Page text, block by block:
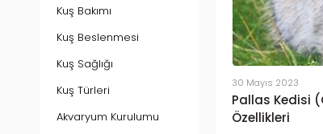
Kuş Bakımı
Kuş Beslenmesi
Kuş Sağlığı
Kuş Türleri
Akvaryum Kurulumu
30 Mayıs 2023
Pallas Kedisi
Özellikleri